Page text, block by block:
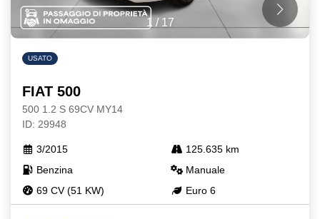
1 / 17
USATO
FIAT 500
500 1.2 S 69CV MY14
ID: 29948
3/2015
125.635 km
Benzina
Manuale
69 CV (51 KW)
Euro 6